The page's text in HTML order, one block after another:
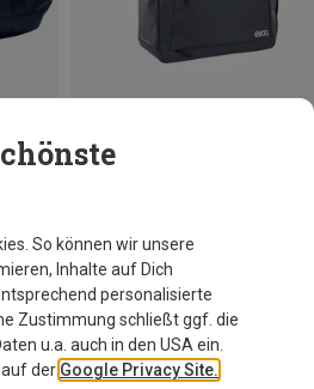
Du sparst 23%
So können wir unsere
Inhalte auf Dich
personalisierte
Zustimmung schließt ggf. die
u.a. auch in den USA ein.
der Google Privacy Site.